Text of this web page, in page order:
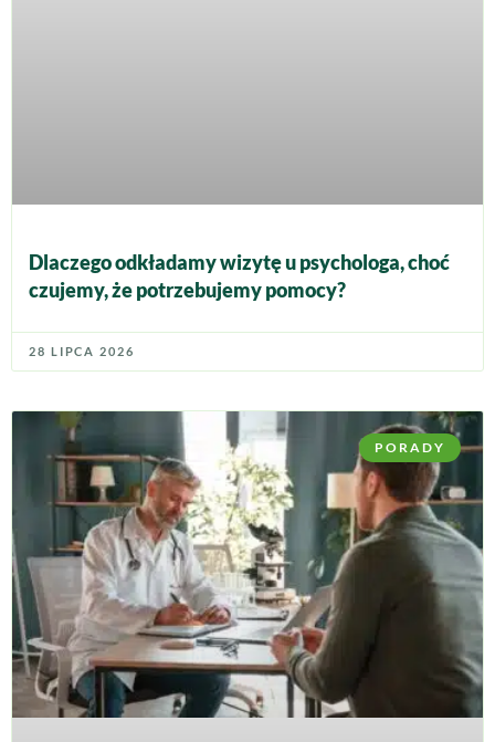
Dlaczego odkładamy wizytę u psychologa, choć
czujemy, że potrzebujemy pomocy?
28 LIPCA 2026
PORADY